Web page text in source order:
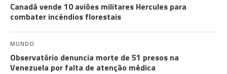
Canadá vende 10 aviões militares Hercules para
combater incêndios florestais
MUNDO
Observatório denuncia morte de 51 presos na
Venezuela por falta de atenção médica